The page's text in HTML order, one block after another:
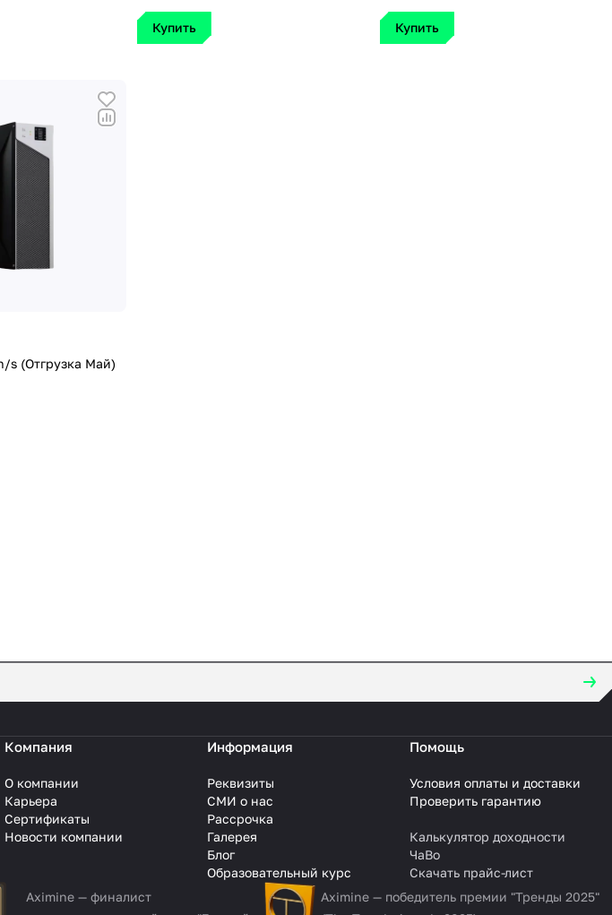
Купить Купить
s (Отгрузка Май)
Компания
О компании
Карьера
Сертификаты
Новости компании
Информация
Реквизиты
СМИ о нас
Рассрочка
Галерея
Блог
Образовательный курс
Помощь
Условия оплаты и доставки
Проверить гарантию
Калькулятор доходности
ЧаВо
Скачать прайс-лист
Aximine — финалист
Aximine — победитель премии "Тренды 2025"